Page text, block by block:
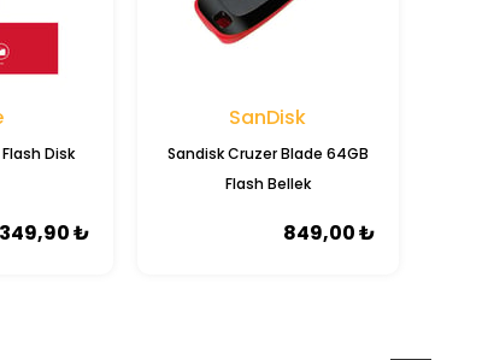
Disk
349,90 ₺
SanDisk
Sandisk Cruzer Blade 64GB
Flash Bellek
849,00 ₺